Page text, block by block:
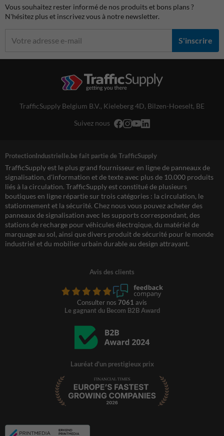
Vous souhaitez rester informé de nos produits et bons plans ?
N'hésitez plus et inscrivez vous à notre newsletter.
S'inscrire
TrafficSupply Belgium B.V., Kieleberg 4D, Bilzen-Hoeselt, BE
Suivez nous
ProtectionIndustrielle.be fait partie de TrafficSupply
TrafficSupply est le plus grand fournisseur en ligne de panneaux de
signalisation, d'information et de texte avec plus de 10.000 produits
liés à la circulation. TrafficSupply est constitué de plusieurs
boutiques en ligne répartie sur trois catégories : la circulation, le
stationnement et la sécurité. Chez nous vous pouvez acheter des
panneaux de signalisation avec les supports correspondant, des
stations de recharge pour véhicules électrqique, du matériel de
marquage au sol, ainsi que divers produit de sécurité pour le monde
industriel et du mobilier urbain durable au design attrayant.
Avis des clients
Consulter nos 7061 avis
Le gagnant du Becom B2B Award
Lauréat d'un prestigieux prix